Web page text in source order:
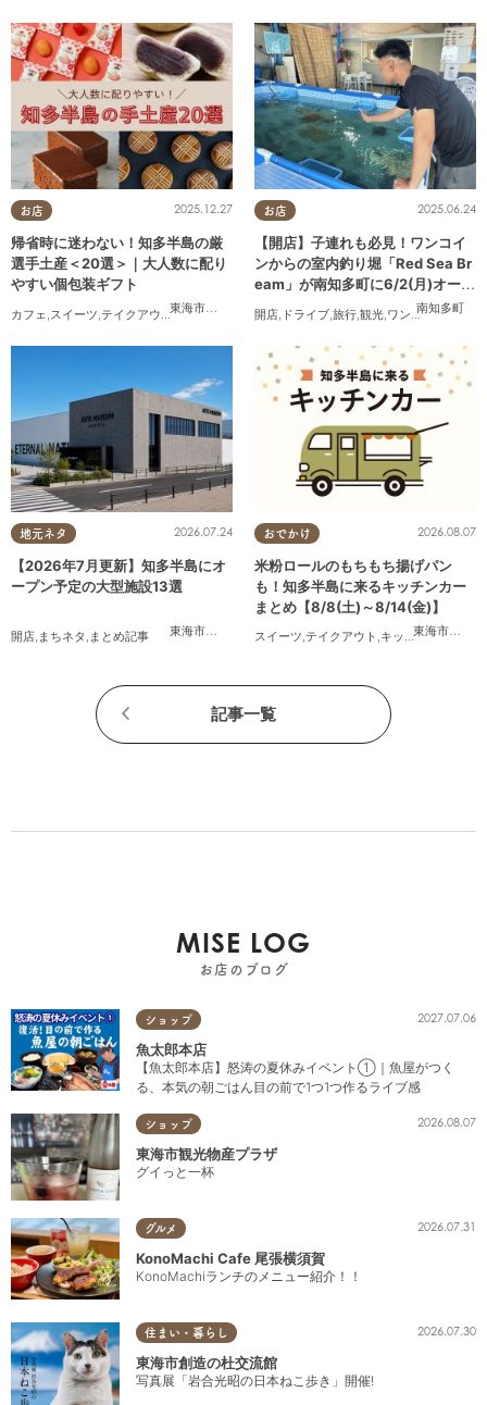
お店
東海市
,大府市 知多市 ,東浦町,阿久比町,半田市 ,常滑市,武豊
2025.12.27
帰省時に迷わない！知多半島の厳
選手土産＜20選＞｜大人数に配り
やすい個包装ギフト
カフェ スイーツ テイクアウト ,まとめ記事
お店
南知多町
2025.06.24
【開店】子連れも必見！ワンコイ
ンからの室内釣り堀「Red Sea Br
eam」が南知多町に6/2(月)オープ
開店 ドライブ 旅行 観光 ワンコイン
地元ネタ
東海市
,大府市 知多市 美浜町,南知多町
2026.07.24
【2026年7月更新】知多半島にオ
ープン予定の大型施設13選
開店, まちネタ , まとめ記事
おでかけ
東海市
,大府
2026.08.07
米粉ロールのもちもち揚げパン
も！知多半島に来るキッチンカー
まとめ【8/8(土)～8/14(金)】
スイーツ,テイクアウト ,キッチンカー ,イベ
記事一覧
MISE LOG
お店のブログ
ショップ 2027.07.06
魚太郎本店
【魚太郎本店】怒涛の夏休みイベント①｜魚屋がつく
る、本気の朝ごはん目の前で1つ1つ作るライブ感
ショップ 2026.08.07
東海市観光物産プラザ
グイっと一杯
グルメ 2026.07.31
KonoMachi Cafe 尾張横須賀
KonoMachiランチのメニュー紹介！！
住まい・暮らし 2026.07.30
東海市創造の杜交流館
写真展「岩合光昭の日本ねこ歩き」開催!